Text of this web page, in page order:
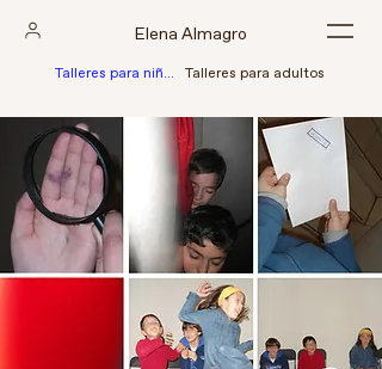
Elena Almagro
Talleres para niñ@s Talleres para adultos